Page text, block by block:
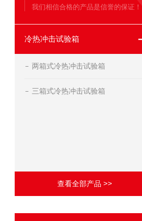
我们相信合格的产品是信誉的保证！
冷热冲击试验箱
两箱式冷热冲击试验箱
三箱式冷热冲击试验箱
查看全部产品 >>